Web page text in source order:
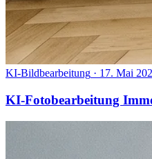
KI-Bildbearbeitung · 17. Mai
KI-Fotobearbeitung